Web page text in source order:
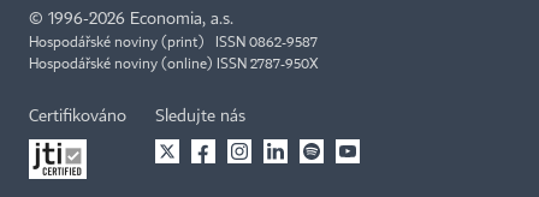
© 1996-2026 Economia, a.s.
Hospodářské noviny (print) ISSN 0862-9587
Hospodářské noviny (online) ISSN 2787-950X
Certifikováno Sledujte nás